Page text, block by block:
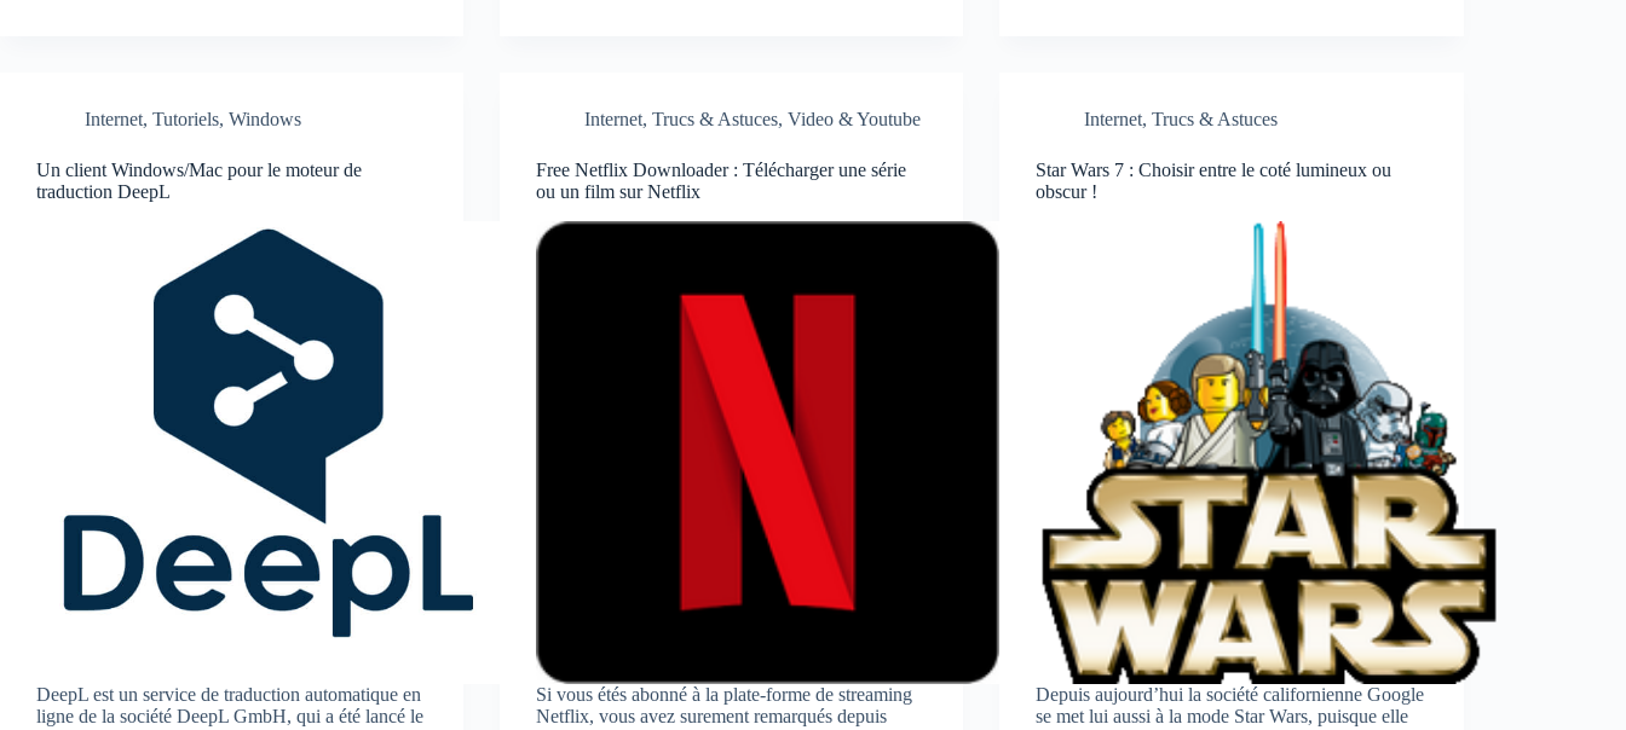
Internet, Tutoriels, Windows
Un client Windows/Mac pour le moteur de
traduction DeepL
DeepL est un service de traduction automatique en
ligne de la société DeepL GmbH, qui a été lancé le
Internet,Trucs & Astuces,Video & Youtube
Free Netflix Downloader : Télécharger une série
ou un film sur Netflix
Si vous étés abonné à la plate-forme de streaming
Netflix, vous avez surement remarqués depuis
Internet,Trucs & Astuces
Star Wars 7 : Choisir entre le coté lumineux ou
obscur !
Depuis aujourd’hui la société californienne Google
se met lui aussi à la mode Star Wars, puisque elle